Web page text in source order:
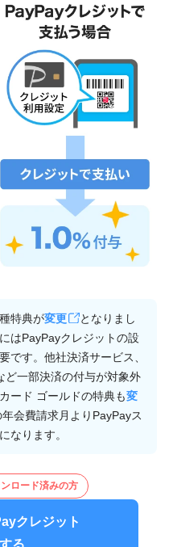
特典が変更
となりまし
はPayPayクレジットの設
です。他社決済サービス、
ど一部決済の付与が対象外
ード ゴールドの特典も変
会費請求月よりPayPayス
なります。
ロード済みの方
クレジット
る